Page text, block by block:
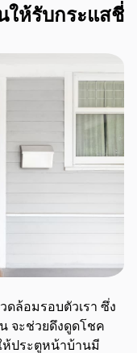
ให้รับกระแสชี่
ล้อมรอบตัวเรา ซึ่ง
จะช่วยดึงดูดโชค
ห้ประตูหน้าบ้านมี